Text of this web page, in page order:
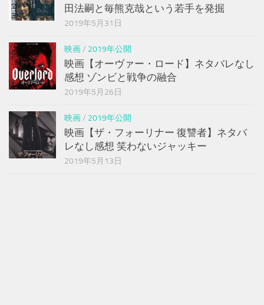
田法嗣と毎熊克哉という若手を発掘
2019年5月31日
映画/ 2019年公開
映画【オーヴァー・ロード】ネタバレなし
感想 ゾンビと戦争の融合
2019年5月26日
映画/ 2019年公開
映画【ザ・フォーリナー 復讐者】ネタバ
レなし感想 笑わないジャッキー
2019年5月13日